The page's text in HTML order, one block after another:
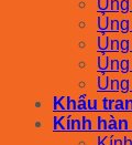
Khẩu
Kính